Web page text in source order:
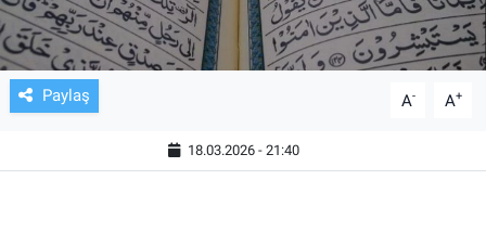
Paylaş A- A+
18.03.2026 - 21:40
GENEL
KÜLTÜR SANAT